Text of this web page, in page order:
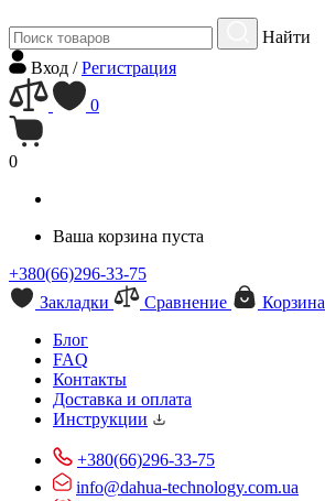
Найти
Вход /Регистрация
0
0
Ваша корзина пуста
+380(66)296-33-75
Закладки
Сравнение
Корзина
Блог
FAQ
Контакты
Доставка и оплата
Инструкции
+380(66)296-33-75
info@dahua-technology.com.ua